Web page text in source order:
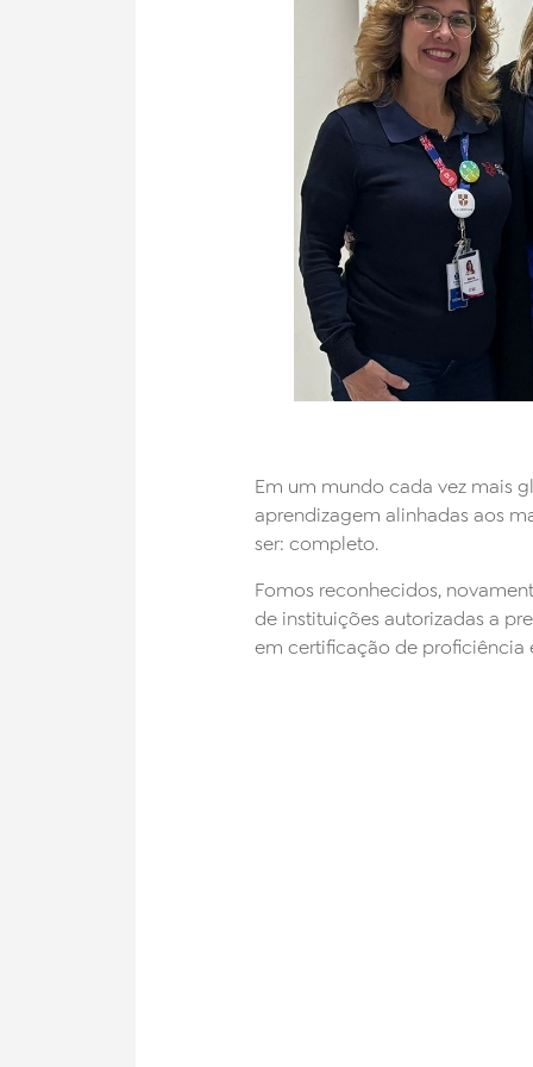
Em um mundo cada vez mais
aprendizagem alinhadas aos
ser: completo.
Fomos reconhecidos,
de instituições autorizadas a
em certificação de proficiência